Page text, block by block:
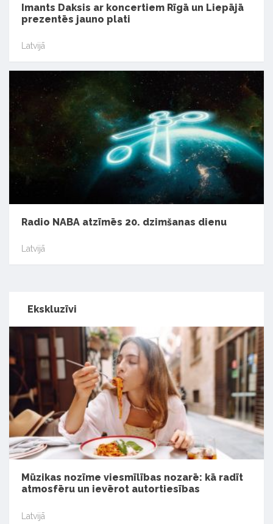
Imants Daksis ar koncertiem Rīgā un Liepājā
prezentēs jauno plati
Latvijā
Radio NABA atzīmēs 20. dzimšanas dienu
Latvijā
Ekskluzīvi
Mūzikas nozīme viesmīlības nozarē: kā radīt
atmosfēru un ievērot autortiesības
Latvijā